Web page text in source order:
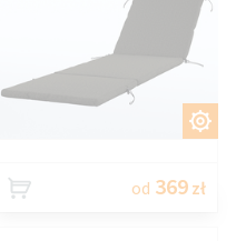
od 369 zł